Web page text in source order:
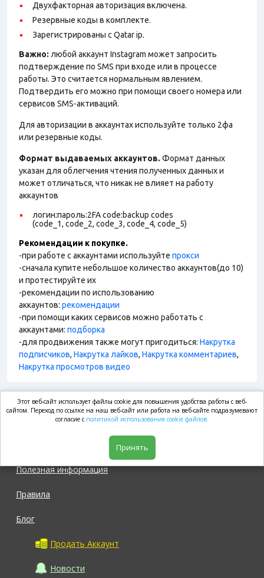
Двухфакторная авторизация включена.
Резервные коды в комплекте.
Зарегистрированы с Qatar ip.
Важно: любой аккаунт Instagram может запросить
подтверждение по SMS при входе или в процессе
работы. Это считается нормальным явлением.
Подтвердить его можно при помощи своего номера или
сервисов SMS-активаций.
Для авторизации в аккаунтах используйте только 2фа
или резервные коды.
Формат выдаваемых аккаунтов. Формат данных
указан для облегчения чтения полученных данных и
может отличаться, что никак не влияет на работу
аккаунтов
логин:пароль:2FA code:backup codes
(code_1, code_2, code_3, code_4, code_5)
Рекомендации к покупке.
-при работе с аккаунтами используйте прокси
-сначала купите небольшое количество аккаунтов(до 10)
и протестируйте их
-рекомендации по использованию
аккаунтов: рекомендации
-при помощи каких сервисов можно работать с
аккаунтами: подборка
-для продвижения также могут пригодиться: Накрутка
подписчиков, Накрутка лайков, Накрутка комментариев,
Накрутка просмотров видео
market.com
Полезная информация
Правила
Блог
Продать Аккаунт
Новости
Этот веб-сайт использует файлы cookie для повышения удобства работы с веб-
сайтом. Переход по ссылке на наш веб-сайт или работа на веб-сайте подразумевают
согласие с политикой использования cookie файлов.
Принять